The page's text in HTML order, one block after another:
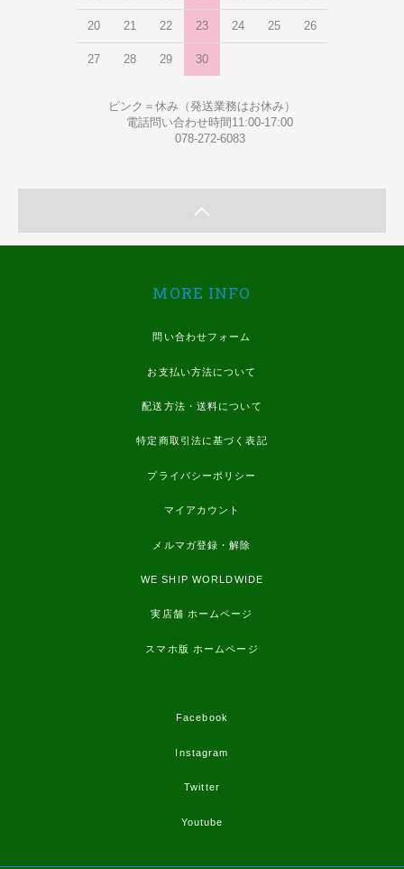
20 21 22 23 24 25 26
27 28 29 30
ピンク＝休み（発送業務はお休み）
電話問い合わせ時間11:00-17:00
078-272-6083
MORE INFO
問い合わせフォーム
お支払い方法について
配送方法・送料について
特定商取引法に基づく表記
プライバシーポリシー
マイアカウント
メルマガ登録・解除
WE SHIP WORLDWIDE
実店舗 ホームページ
スマホ版 ホームページ
Facebook
Instagram
Twitter
Youtube